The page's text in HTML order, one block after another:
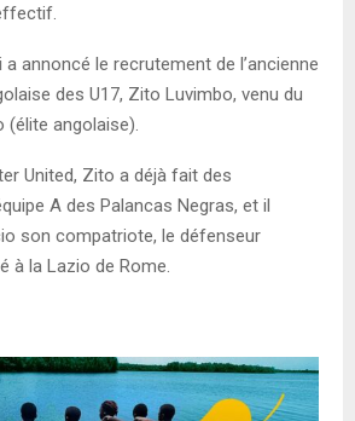
a annoncé le recrutement de l’ancienne
des U17, Zito Luvimbo, venu du
(élite angolaise).
United, Zito a déjà fait des
A des Palancas Negras, et il
son compatriote, le défenseur
à la Lazio de Rome.